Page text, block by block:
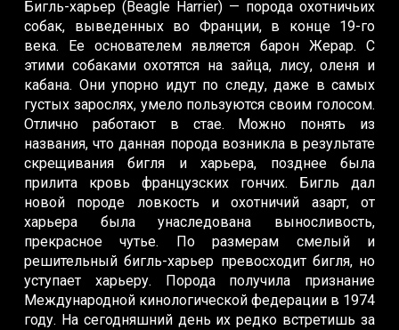
Бигль-харьер (Beagle Harrier) — порода охотничьих
собак, выведенных во Франции, в конце 19-го
века. Ее основателем является барон Жерар. С
этими собаками охотятся на зайца, лису, оленя и
кабана. Они упорно идут по следу, даже в самых
густых зарослях, умело пользуются своим голосом.
Отлично работают в стае. Можно понять из
названия, что данная порода возникла в результате
скрещивания бигля и харьера, позднее была
прилита кровь французских гончих. Бигль дал
новой породе ловкость и охотничий азарт, от
харьера была унаследована выносливость,
прекрасное чутье. По размерам смелый и
решительный бигль-харьер превосходит бигля, но
уступает харьеру. Порода получила признание
Международной кинологической федерации в 1974
году. На сегодняшний день их редко встретишь за